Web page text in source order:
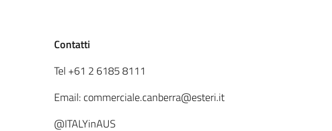
Contatti
Tel +61 2 6185 8111
Email: commerciale.canberra@esteri.it
@ITALYinAUS